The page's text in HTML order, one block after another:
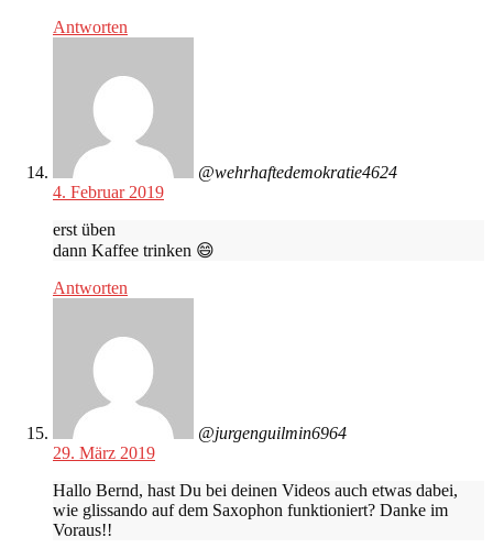
Antworten
@wehrhaftedemokratie4624
4. Februar 2019
erst üben
dann Kaffee trinken 😄
Antworten
@jurgenguilmin6964
29. März 2019
Hallo Bernd, hast Du bei deinen Videos auch etwas dabei,
wie glissando auf dem Saxophon funktioniert? Danke im
Voraus!!